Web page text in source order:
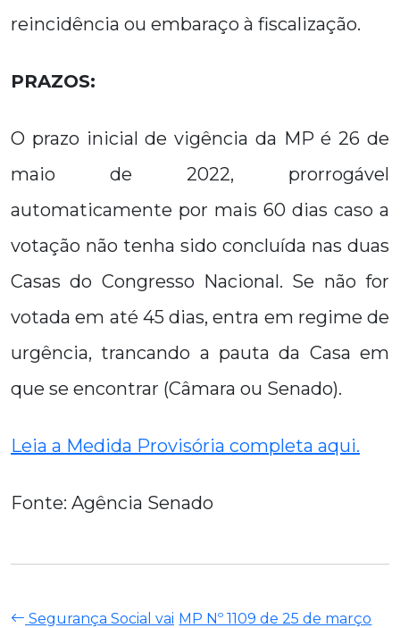
reincidência ou embaraço à fiscalização.
PRAZOS:
O prazo inicial de vigência da MP é 26 de
maio de 2022, prorrogável
automaticamente por mais 60 dias caso a
votação não tenha sido concluída nas duas
Casas do Congresso Nacional. Se não for
votada em até 45 dias, entra em regime de
urgência, trancando a pauta da Casa em
que se encontrar (Câmara ou Senado).
Leia a Medida Provisória completa aqui.
Fonte: Agência Senado
Segurança Social vai MP Nº 1109 de 25 de março